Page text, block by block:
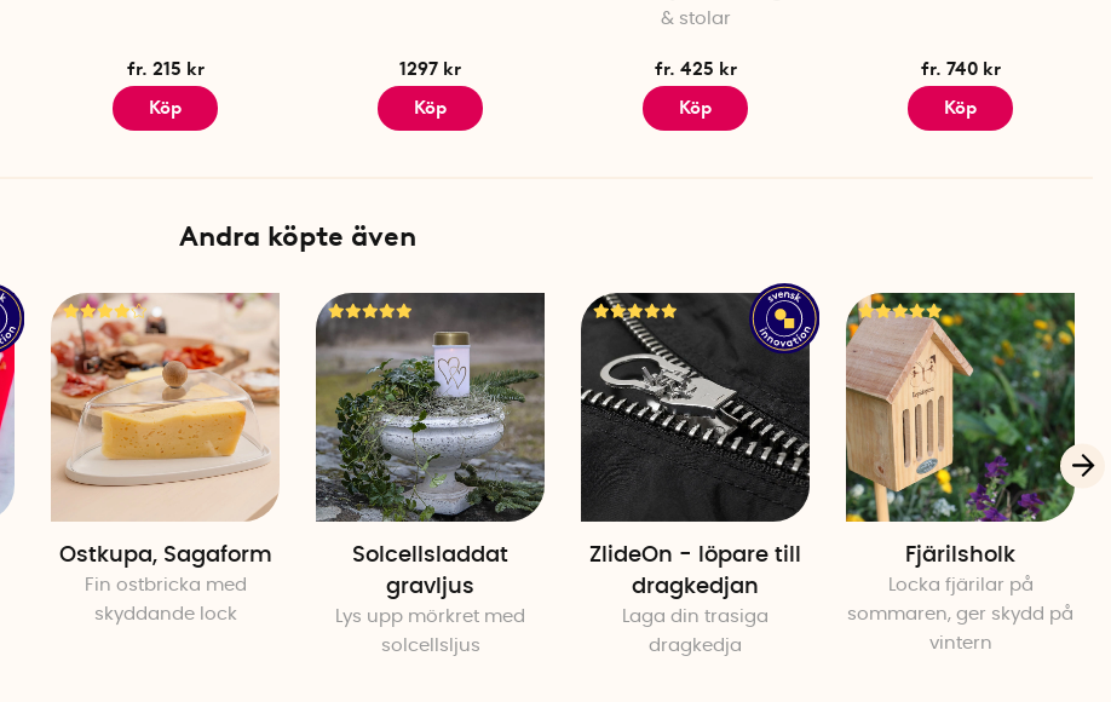
WakeMe är en svensk innovation utvecklad av Erik Jansson. Idén föddes ur sitt egna
blev en väckarklocka skapad för att faktiskt hjälpa användaren upp ur sängen.
Specifikationer
Appkompatibilitet: Android och iOS (WakeMe)
Ljudvolym: 50-120 dB
Svensk innovatör: Erik Jansson
Antal per förpackning: 1 st
fr. 215 kr
Köp
1297 kr
Köp
& stolar
fr. 425 kr
Köp
fr. 740 kr
Köp
Andra köpte även
Ostkupa, Sagaform
Fin ostbricka med
skyddande lock
Solcellsladdat
gravljus
Lys upp mörkret med
solcellsljus
ZlideOn - löpare till
dragkedjan
Laga din trasiga
dragkedja
Fjärilsholk
Locka fjärilar på
sommaren, ger skydd på
vintern